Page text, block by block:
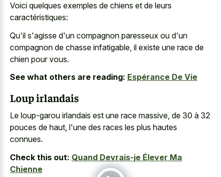
Voici quelques exemples de chiens et de leurs
caractéristiques:
Qu'il s'agisse d'un compagnon paresseux ou d'un
compagnon de chasse infatigable, il existe une race de
chien pour vous.
See what others are reading: Espérance De Vie
Loup irlandais
Le loup-garou irlandais est une race massive, de 30 à 32
pouces de haut, l'une des races les plus hautes
connues.
Check this out: Quand Devrais-je Élever Ma
Chienne